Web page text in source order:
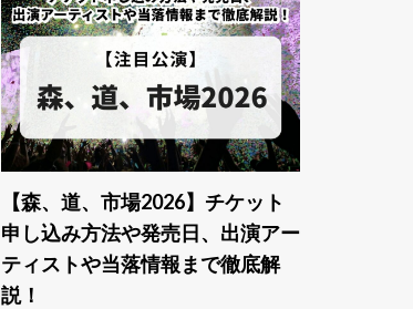
【森、道、市場2026】チケット
申し込み方法や発売日、出演アー
ティストや当落情報まで徹底解
説！